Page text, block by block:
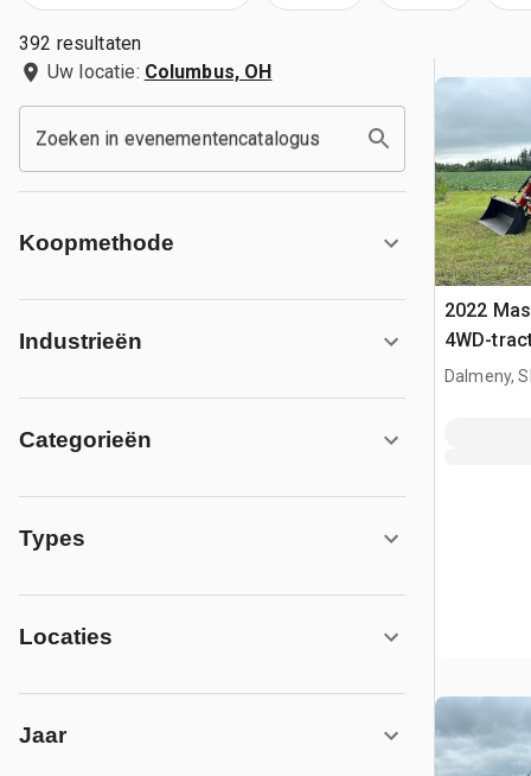
392 resultaten
Uw locatie: Columbus, OH
Zoeken in evenementencatalogus
Koopmethode
Industrieën
Categorieën
Types
Locaties
Jaar
2022
4WD-
Dalmeny,